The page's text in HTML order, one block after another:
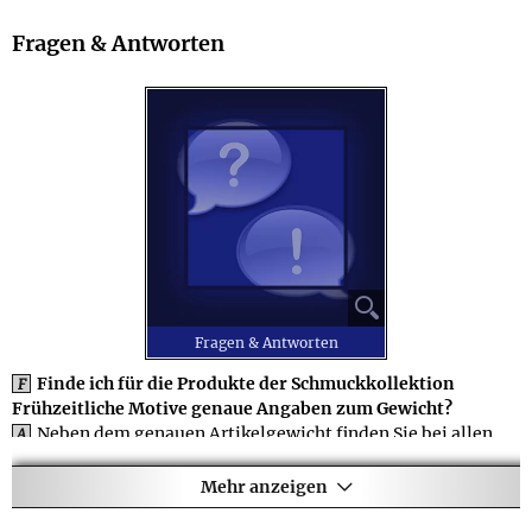
Fragen & Antworten
⚲
Fragen & Antworten
F
Finde ich für die Produkte der Schmuckkollektion
Frühzeitliche Motive genaue Angaben zum Gewicht?
A Neben dem genauen Artikelgewicht finden Sie bei allen
Produkten aus der Schmuckkollektion Frühzeitliche Motive
auch das Gesamtgewicht inkl. Verpackung, wenn der
Lieferumfang Zusatzteile umfasst, die ein relevantes
Mehr anzeigen